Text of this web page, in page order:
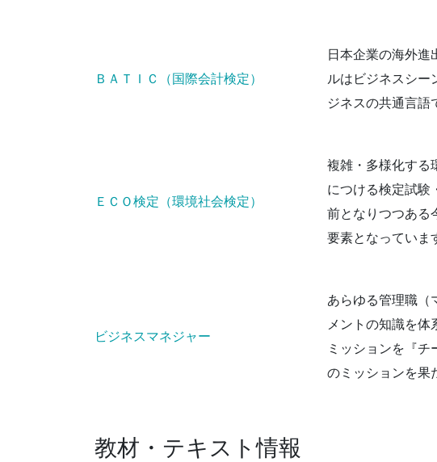
ＢＡＴＩＣ（国際会計検定）
日本企業の海外進
ルはビジネスシー
ジネスの共通言語
ＥＣＯ検定（環境社会検定）
複雑・多様化する
につける検定試験
前となりつつある
要素となっていま
ビジネスマネジャー
あらゆる管理職（
メントの知識を
ミッションを『
のミッションを果
教材・テキスト情報